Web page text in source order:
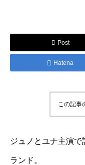
Post
Hatena
この記事
ジュノとユナ主演
ランド。